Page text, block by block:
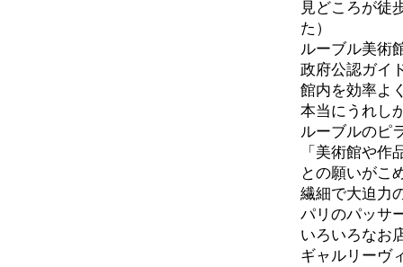
見どころが徒
た）
ルーブル美術
政府公認ガイ
館内を効率よ
本当にうれし
ルーブルのピ
「美術館や作
との願いがこ
繊細で大迫力
パリのパッサ
いろいろなお
ギャルリーヴ